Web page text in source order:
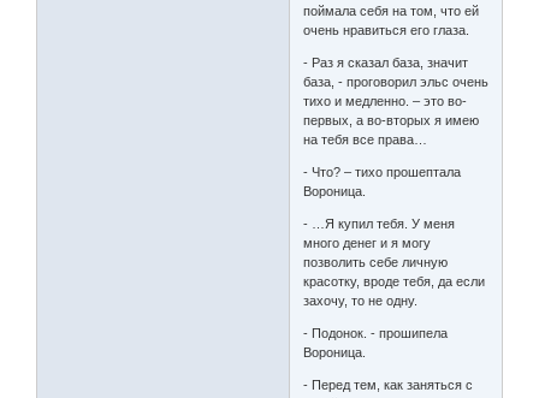
поймала себя на том, что ей
очень нравиться его глаза.
- Раз я сказал база, значит
база, - проговорил эльс очень
тихо и медленно. – это во-
первых, а во-вторых я имею
на тебя все права…
- Что? – тихо прошептала
Вороница.
- …Я купил тебя. У меня
много денег и я могу
позволить себе личную
красотку, вроде тебя, да если
захочу, то не одну.
- Подонок. - прошипела
Вороница.
- Перед тем, как заняться с